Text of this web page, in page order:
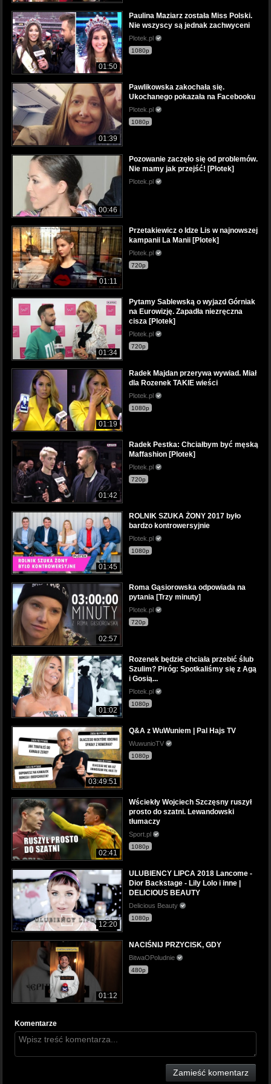
01:50
Paulina Maziarz została Miss Polski.
Nie wszyscy są jednak zachwyceni
Plotek.pl
1080p
01:39
Pawlikowska zakochała się.
Ukochanego pokazała na Facebooku
Plotek.pl
1080p
00:46
Pozowanie zaczęło się od problemów.
Nie mamy jak przejść! [Plotek]
Plotek.pl
01:11
Przetakiewicz o Idze Lis w najnowszej
kampanii La Manii [Plotek]
Plotek.pl
720p
01:34
Pytamy Sablewską o wyjazd Górniak
na Eurowizję. Zapadła niezręczna
cisza [Plotek]
Plotek.pl
720p
01:19
Radek Majdan przerywa wywiad. Miał
dla Rozenek TAKIE wieści
Plotek.pl
1080p
01:42
Radek Pestka: Chciałbym być męską
Maffashion [Plotek]
Plotek.pl
720p
01:45
ROLNIK SZUKA ŻONY 2017 było
bardzo kontrowersyjnie
Plotek.pl
1080p
02:57
Roma Gąsiorowska odpowiada na
pytania [Trzy minuty]
Plotek.pl
720p
01:02
Rozenek będzie chciała przebić ślub
Szulim? Piróg: Spotkaliśmy się z Agą
i Gosią...
Plotek.pl
1080p
03:49:51
Q&A z WuWuniem | Pal Hajs TV
WuwunioTV
1080p
02:41
Wściekły Wojciech Szczęsny ruszył
prosto do szatni. Lewandowski
tłumaczy
Sport.pl
1080p
12:20
ULUBIENCY LIPCA 2018 Lancome -
Dior Backstage - Lily Lolo i inne |
DELICIOUS BEAUTY
Delicious Beauty
1080p
01:12
NACIŚNIJ PRZYCISK, GDY
BitwaOPoludnie
480p
Komentarze
Zamieść komentarz